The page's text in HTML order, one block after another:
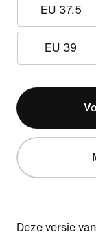
EU 37.5
EU 39
Deze versie